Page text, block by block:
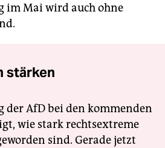
im Mai wird auch ohne
stärken
der AfD bei den kommenden
wie stark rechtsextreme
sind. Gerade jetzt